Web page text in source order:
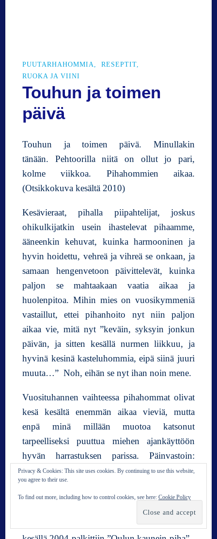
l
PUUTARHAHOMMIA
RESEPTIT
RUOKA JA VIINI
Touhun ja toimen
päivä
Touhun ja toimen päivä. Minullakin
tänään. Pehtoorilla niitä on ollut jo pari,
kolme viikkoa. Pihahommien aikaa.
(Otsikkokuva kesältä 2010)
Kesävieraat, pihalla piipahtelijat, joskus
ohikulkijatkin usein ihastelevat pihaamme,
ääneenkin kehuvat, kuinka harmooninen ja
hyvin hoidettu, vehreä ja vihreä se onkaan, ja
samaan hengenvetoon päivittelevät, kuinka
paljon se mahtaakaan vaatia aikaa ja
huolenpitoa. Mihin mies on vuosikymmeniä
vastaillut, ettei pihanhoito nyt niin paljon
aikaa vie, mitä nyt ”keväin, syksyin jonkun
päivän, ja sitten kesällä nurmen liikkuu, ja
hyvinä kesinä kasteluhommia, eipä siinä juuri
muuta…” Noh, eihän se nyt ihan noin mene.
Vuosituhannen vaihteessa pihahommat olivat
kesä kesältä enemmän aikaa vieviä, mutta
enpä minä millään muotoa katsonut
tarpeelliseksi puuttua miehen ajankäyttöön
hyvän harrastuksen parissa. Päinvastoin:
kannustin ja lapiointihommia tehden olin
mukana minäkin: ks.
multakuormat!!
Kun parinkymmenvuotinen pihanhoito
Privacy & Cookies: This site uses cookies. By continuing to use this website,
you agree to their use.
To find out more, including how to control cookies, see here: Cookie Policy